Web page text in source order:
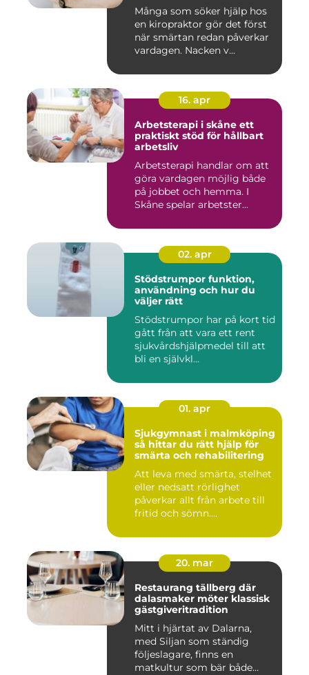
Många som söker hjälp hos
en kiropraktor gör det först
när smärtan redan påverkar
vardagen. Nacken v...
16. apr
Arbetsterapi i skåne ett
praktiskt stöd för hållbart
arbetsliv
Arbetsterapi handlar om att
göra vardagen möjlig både
på jobbet och hemma. I
Skåne spelar arbetster...
02. apr
Stödstrumpor funktion,
användning och hur du
väljer rätt
Stödstrumpor har på kort tid
gått från att vara ett rent
sjukvårdshjälpmedel till att
bli en självkl...
01. apr
Sjukgymnast i malmköping
så hittar du rätt hjälp för
smärta och rehabilitering
Att leva med smärta, stelhet
eller nedsatt rörlighet
påverkar allt från arbete till
fritid och sömn....
20. mar
Restaurang tällberg där
dalasmaker möter klassisk
gästgiveritradition
Mitt i hjärtat av Dalarna,
med Siljan som ständig
följeslagare, finns en
matkultur som bär både